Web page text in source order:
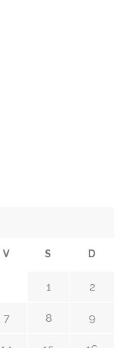
V S D
1 2
7 8 9